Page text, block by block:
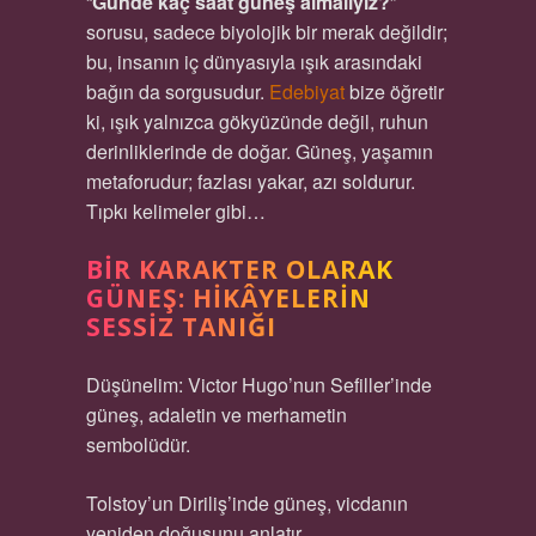
sorusu, sadece biyolojik bir merak değildir;
bu, insanın iç dünyasıyla ışık arasındaki
bağın da sorgusudur. Edebiyatbize öğretir
ki, ışık yalnızca gökyüzünde değil, ruhun
derinliklerinde de doğar. Güneş, yaşamın
metaforudur; fazlası yakar, azı soldurur.
Tıpkı kelimeler gibi…
BIR KARAKTER OLARAK
GÜNEŞ: HIKÂYELERIN
SESSIZ TANIĞI
Düşünelim: Victor Hugo’nun Sefiller’inde
güneş, adaletin ve merhametin
sembolüdür.
Tolstoy’un Diriliş’inde güneş, vicdanın